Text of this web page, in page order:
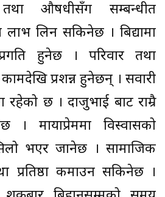
औषधीसँग सम्बन्धीत
लाभ लिन सकिनेछ । बिद्यामा
हुनेछ । परिवार तथा
प्रशन्न हुनेछन् । सवारी
रहेको छ । दाजुभाई बाट राम्रै
। मायाप्रेममा विस्वासको
भएर जानेछ । सामाजिक
प्रतिष्ठा कमाउन सकिनेछ ।